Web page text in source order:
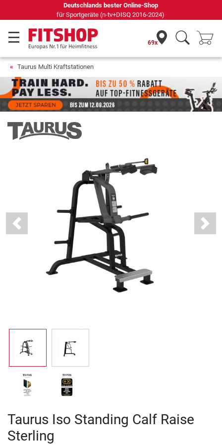
Seit 42 Jahren Ihr Experte für Heimfitness
69x
Taurus Multi Kraftstationen
Previous Next
Taurus Iso Standing Calf Raise
Sterling